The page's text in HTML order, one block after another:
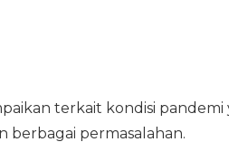
terkait kondisi
berbagai permasalahan.